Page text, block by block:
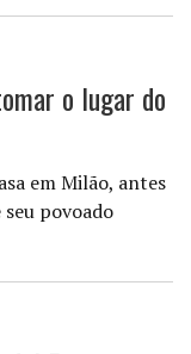
o lugar do
em Milão, antes
povoado